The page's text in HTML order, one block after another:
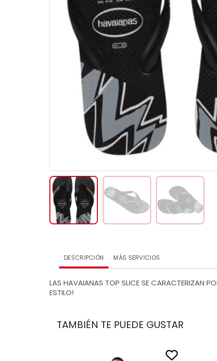
DESCRIPCIÓN MÁS SERVICIOS
LAS HAVAIANAS TOP SLICE SE CARACTERIZAN
ESTILO!
TAMBIÉN TE PUEDE GUSTAR